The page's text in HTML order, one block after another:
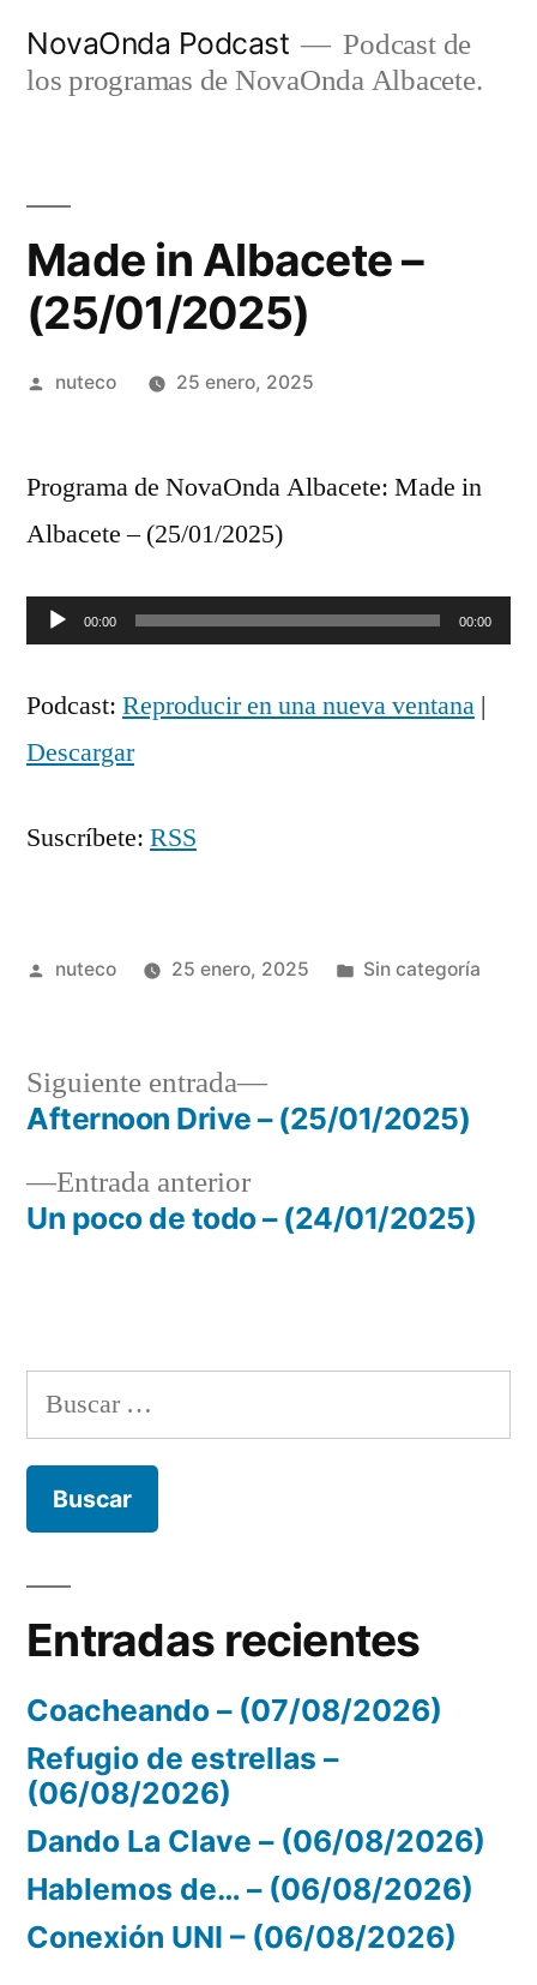
NovaOnda Podcast
Podcast de
los programas de NovaOnda Albacete.
Made in Albacete –
(25/01/2025)
Publicada
nuteco 25 enero, 2025
Programa de NovaOnda Albacete: Made in
Albacete – (25/01/2025)
Reproductor
audio
00:00 00:00
Podcast: Reproducir en una nueva ventana |
Descargar
Suscríbete: RSS
Publicada
nuteco 25 enero, 2025
Publicada
Sin categoría
Navegación
de
entradas
Entrada anteriorEntrada
anterior:
Un poco de todo – (24/01/2025)
Siguiente entrada
Siguiente
entrada:
Afternoon Drive – (25/01/2025)
Buscar:
Entradas recientes
Coacheando – (07/08/2026)
Refugio de estrellas –
(06/08/2026)
Dando La Clave – (06/08/2026)
Hablemos de… – (06/08/2026)
Conexión UNI – (06/08/2026)